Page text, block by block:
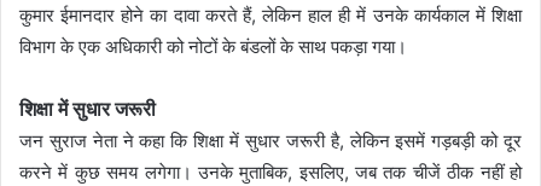
कुमार ईमानदार होने का दावा करते हैं, लेकिन हाल ही में उनके कार्यकाल में शिक्षा
विभाग के एक अधिकारी को नोटों के बंडलों के साथ पकड़ा गया।
शिक्षा में सुधार जरूरी
जन सुराज नेता ने कहा कि शिक्षा में सुधार जरूरी है, लेकिन इसमें गड़बड़ी को दूर
करने में कुछ समय लगेगा। उनके मुताबिक, इसलिए, जब तक चीजें ठीक नहीं हो